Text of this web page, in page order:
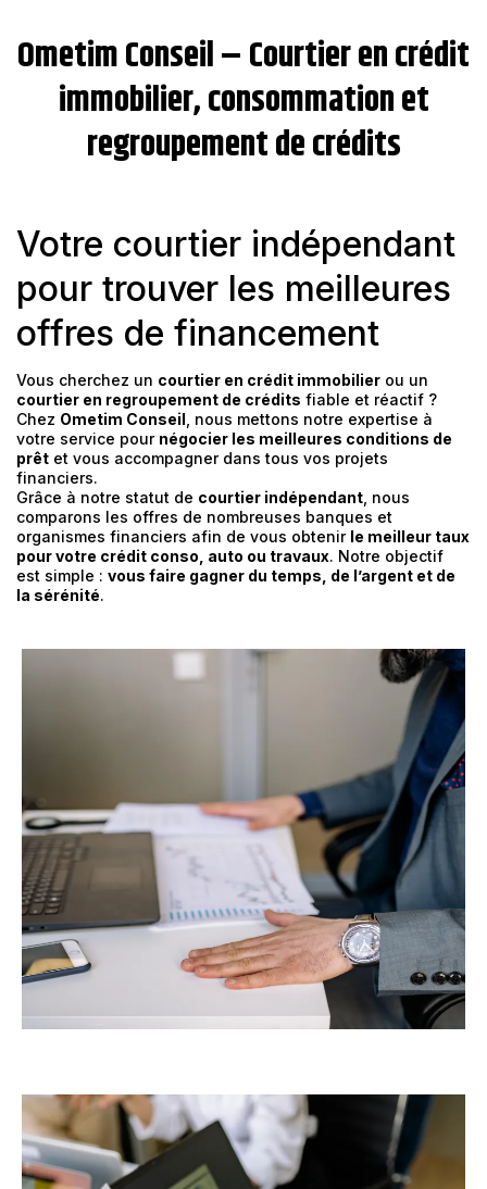
Ometim Conseil – Courtier en crédit
immobilier, consommation et
regroupement de crédits
Votre courtier indépendant
pour trouver les meilleures
offres de financement
Vous cherchez un courtier en crédit immobilier ou un
courtier en regroupement de crédits fiable et réactif ?
Chez Ometim Conseil , nous mettons notre expertise à
votre service pour négocier les meilleures conditions de
prêt et vous accompagner dans tous vos projets
financiers.
Grâce à notre statut de courtier indépendant , nous
comparons les offres de nombreuses banques et
organismes financiers afin de vous obtenir le meilleur taux
pour votre crédit conso, auto ou travaux. Notre objectif
est simple : vous faire gagner du temps, de l’argent et de
la sérénité.